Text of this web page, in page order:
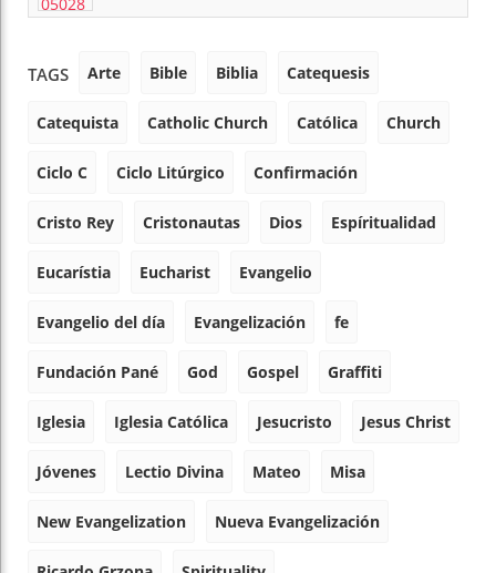
TAGS Arte Bible Biblia Catequesis
Catequista Catholic Church Católica Church
Ciclo C Ciclo Litúrgico Confirmación
Cristo Rey Cristonautas Dios Espíritualidad
Eucarístia Eucharist Evangelio
Evangelio del día Evangelización fe
Fundación Pané God Gospel Graffiti
Iglesia Iglesia Católica Jesucristo Jesus Christ
Jóvenes Lectio Divina Mateo Misa
New Evangelization Nueva Evangelización